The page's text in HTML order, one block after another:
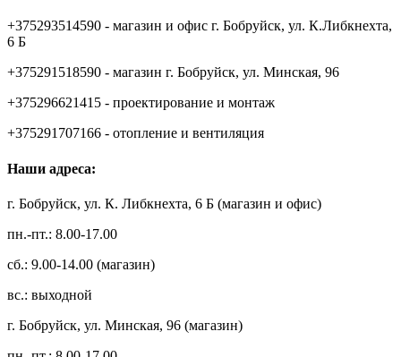
+375293514590 - магазин и офис г. Бобруйск, ул. К.Либкнехта,
6 Б
+375291518590 - магазин г. Бобруйск, ул. Минская, 96
+375296621415 - проектирование и монтаж
+375291707166 - отопление и вентиляция
Наши адреса:
г. Бобруйск, ул. К. Либкнехта, 6 Б (магазин и офис)
пн.-пт.: 8.00-17.00
сб.: 9.00-14.00 (магазин)
вс.: выходной
г. Бобруйск, ул. Минская, 96 (магазин)